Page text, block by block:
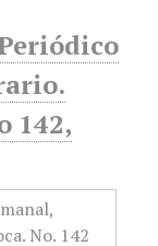
142,